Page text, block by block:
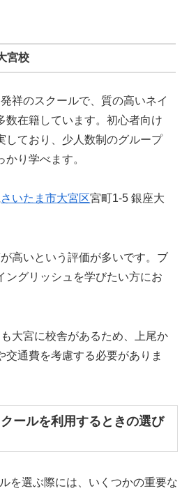
宮校
祥のスクールで、質の高いネイ
数在籍しています。初心者向け
しており、少人数制のグループ
かり学べます。
さいたま市大宮区宮町1-5 銀座大
高いという評価が多いです。ブ
ングリッシュを学びたい方にお
大宮に校舎があるため、上尾か
交通費を考慮する必要がありま
クールを利用するときの選び
を選ぶ際には、いくつかの重要な